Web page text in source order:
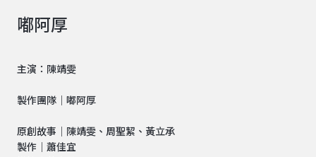
嘟阿厚
主演：陳靖雯
製作團隊｜嘟阿厚
原創故事｜陳靖雯、周聖絜、黃立承
製作｜蕭佳宜